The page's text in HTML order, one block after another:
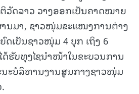
ວັດລາວ ວາງອອກເປັນຄາດໝາຍ
ນມາ, ຊາວໜຸ່ມຂະແໜງການຕ່າງ
ດເປັນຊາວໜຸ່ມ 4 ບຸກ ເຖິງ 6
ຮັບທຸງໄຊນໍາໜ້າໃນຂະບວນການ
ນະບໍລິຫານງານສູນກາງຊາວໜຸ່ມ